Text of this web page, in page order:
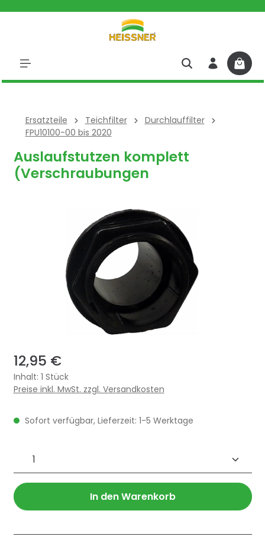
Ersatzteile Teichfilter
Durchlauffilter
FPU10100-00 bis 2020
Auslaufstutzen komplett
(Verschraubungen
Bildergalerie überspringen
12,95 €
Inhalt: 1 Stück
Preise inkl. MwSt. zzgl. Versandkosten
Sofort verfügbar, Lieferzeit: 1-5 Werktage
Produkt Anzahl: Gib den
In den Warenkorb